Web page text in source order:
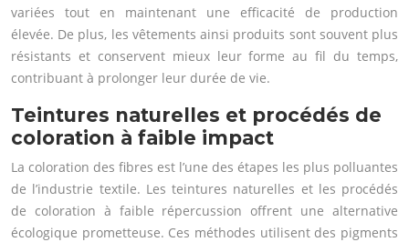
variées tout en maintenant une efficacité de production
élevée. De plus, les vêtements ainsi produits sont souvent plus
résistants et conservent mieux leur forme au fil du temps,
contribuant à prolonger leur durée de vie.
Teintures naturelles et procédés de
coloration à faible impact
La coloration des fibres est l’une des étapes les plus polluantes
de l’industrie textile. Les teintures naturelles et les procédés
de coloration à faible répercussion offrent une alternative
écologique prometteuse. Ces méthodes utilisent des pigments